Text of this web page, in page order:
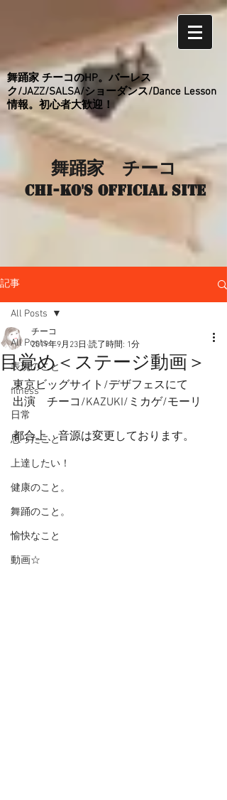
舞踊家 チーコのHP。バーレス
ク/JAZZ/SALSA/ショーダンス/Dance Lesson
情報。初心者大歓迎！
舞踊家 チーコ
Chi-ko's Official site
記事
All Posts
表現のこと
fitness
日常
思ったこと
上達したい！
健康のこと。
舞踊のこと。
愉快なこと
動画☆
All Posts
目覚め＜ステージ動画＞
チーコ
2019年9月23日 読了時間: 1分
東京ビッグサイト/デザフェスにて
出演　チーコ/KAZUKI/ミカゲ/モーリ
都合上、音源は変更しております。